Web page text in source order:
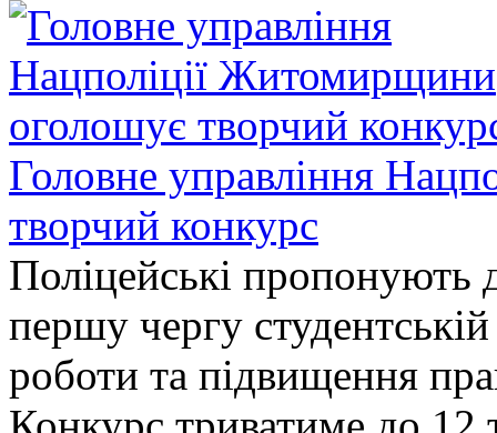
Головне управління
творчий конкурс
Поліцейські пропонують
першу чергу
роботи та підвищення